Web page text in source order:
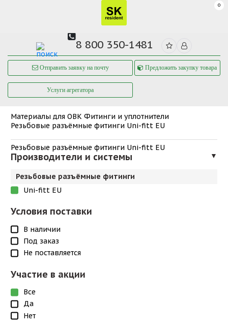
0
8 800 350-1481
Отправить заявку на почту Предложить закупку товара
Услуги агрегатора
Материалы для ОВК Фитинги и уплотнители
Резьбовые разъёмные фитинги Uni-fitt EU
Производители и системы ▼
Резьбовые разъёмные фитинги
Uni-fitt EU
Условия поставки
В наличии
Под заказ
Не поставляется
Участие в акции
Все
Да
Нет
Резьбовые разъёмные фитинги Uni-fitt EU